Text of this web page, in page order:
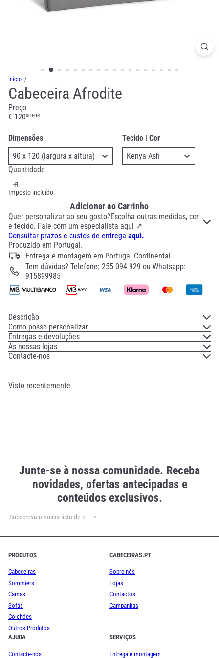
Início
Cabeceira Afrodite
Preço
Preço
€ 12000 EUR
Dimensões Tecido | Cor
Quantidade
Imposto incluído.
Adicionar ao Carrinho
Quer personalizar ao seu gosto?Escolha outras medidas, cor
e tecido. Fale com um especialista aqui ↗
Consultar prazos e custos de entrega aqui.
Produzido em Portugal.
Entrega e montagem em Portugal Continental
Tem dúvidas? Telefone: 255 094 929 ou Whatsapp:
915899985
Descrição
Como posso personalizar
Entregas e devoluções
As nossas lojas
Contacte-nos
Visto recentemente
Junte-se à nossa comunidade. Receba
novidades, ofertas antecipadas e
conteúdos exclusivos.
Subscrever
Subscreva
nossa
de
PRODUTOS
Cabeceiras
Sommiers
Camas
Sofás
Colchões
Outros Produtos
CABECEIRAS.PT
Sobre nós
Lojas
Contactos
Campanhas
AJUDA
Contacte-nos
SERVIÇOS
Entrega e montagem